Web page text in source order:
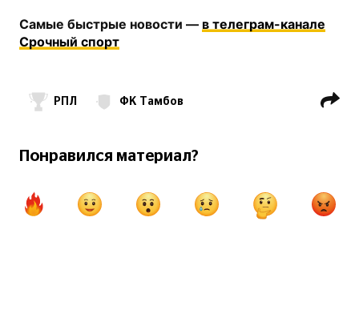
Самые быстрые новости — в телеграм-канале
Срочный спорт
РПЛ ФК Тамбов
Понравился материал?